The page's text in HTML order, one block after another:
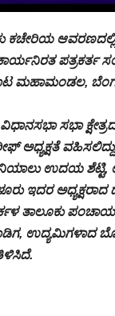
ಕಚೇರಿಯ
ಪತ್ರಕರ್ತ
ಮಹಾಮಂಡಲ,
ಸಭಾ
ಅಧ್ಯಕ್ಷತೆ
ಉದಯ ಶೆಟ್ಟಿ,
ಅಧ್ಯಕ್ಷರಾದ
ತಾಲೂಕು
ಉದ್ಯಮಿಗಳಾದ